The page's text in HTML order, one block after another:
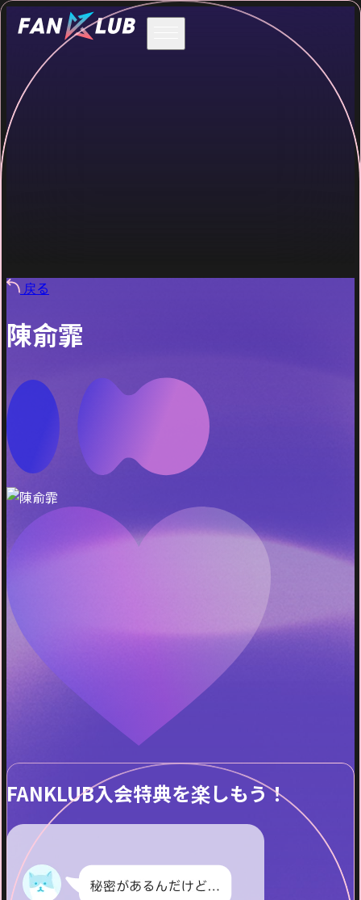
戻る
陳俞霏
FANKLUB入会特典を楽しもう！